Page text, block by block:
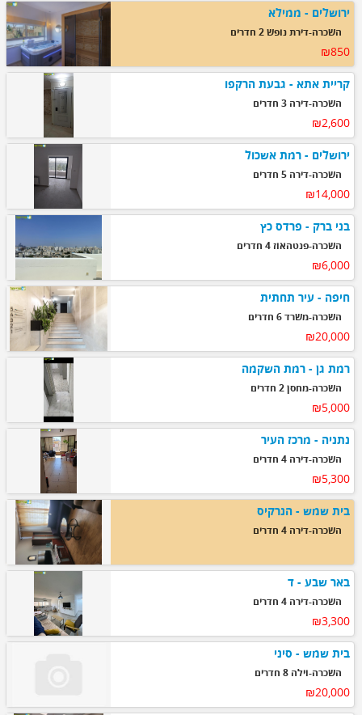
ירושלים - ממילא
השכרה-דירת נופש 2 חדרים
₪850
קריית אתא - גבעת הרקפו
השכרה-דירה 3 חדרים
₪2,600
ירושלים - רמת אשכול
השכרה-דירה 5 חדרים
₪14,000
בני ברק - פרדס כץ
השכרה-פנטהאוז 4 חדרים
₪6,000
חיפה - עיר תחתית
השכרה-משרד 6 חדרים
₪20,000
רמת גן - רמת השקמה
השכרה-מחסן 2 חדרים
₪5,000
נתניה - מרכז העיר
השכרה-דירה 4 חדרים
₪5,300
בית שמש - הנרקיס
השכרה-דירה 4 חדרים
באר שבע - ד
השכרה-דירה 4 חדרים
₪3,300
בית שמש - סיני
השכרה-וילה 8 חדרים
₪20,000